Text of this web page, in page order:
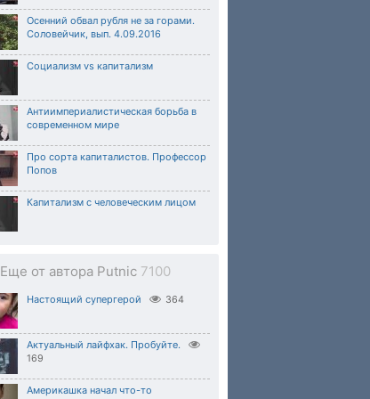
Осенний обвал рубля не за горами.
Соловейчик, вып. 4.09.2016
Социализм vs капитализм
Антиимпериалистическая борьба в
современном мире
Про сорта капиталистов. Профессор
Попов
Капитализм с человеческим лицом
Еще от автора Putnic 7100
Настоящий супергерой 364
Актуальный лайфхак. Пробуйте.
169
Америкашка начал что-то